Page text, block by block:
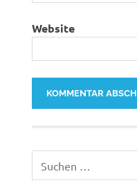
Website
nach: